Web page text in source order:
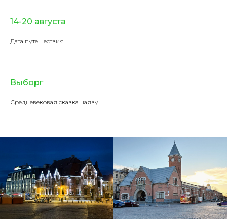
14-20 августа
Дата путешествия
Выборг
Средневековая сказка наяву